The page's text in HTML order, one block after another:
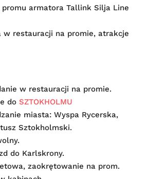
promu armatora Tallink Silja Line
w restauracji na promie, atrakcje
w restauracji na promie.
do SZTOKHOLMU
miasta: Wyspa Rycerska,
Sztokholmski.
do Karlskrony.
zaokrętowanie na prom.